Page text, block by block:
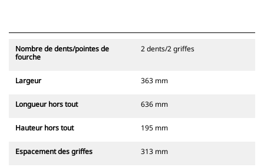
Nombre de dents/pointes de
fourche
2 dents/2 griffes
Largeur 363 mm
Longueur hors tout 636 mm
Hauteur hors tout 195 mm
Espacement des griffes 313 mm